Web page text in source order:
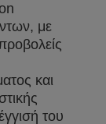
με
και
του